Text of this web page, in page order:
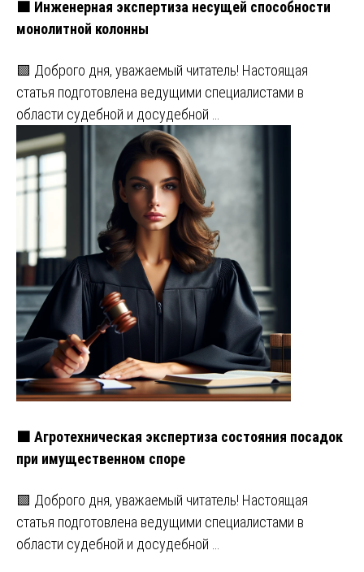
🟧 Инженерная экспертиза несущей способности
монолитной колонны
🟩 Доброго дня, уважаемый читатель! Настоящая
статья подготовлена ведущими специалистами в
области судебной и досудебной …
🟧 Агротехническая экспертиза состояния посадок
при имущественном споре
🟩 Доброго дня, уважаемый читатель! Настоящая
статья подготовлена ведущими специалистами в
области судебной и досудебной …